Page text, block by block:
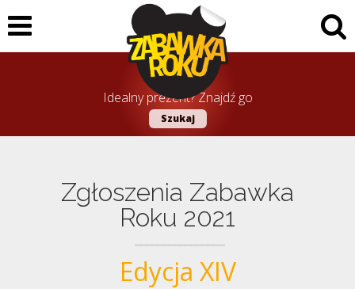
Idealny prezent? Znajdź go
Szukaj
Zgłoszenia Zabawka
Roku 2021
Edycja XIV